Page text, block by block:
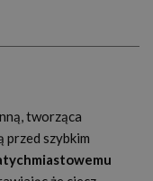
tworząca
przed szybkim